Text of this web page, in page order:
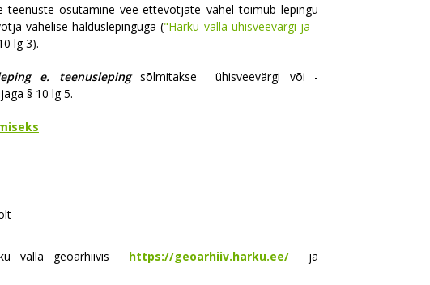
teenuste osutamine vee-ettevõtjate vahel toimub lepingu
vahelise halduslepinguga ("Harku valla ühisveevärgi ja -
lg 3).
e. teenuslepingsõlmitakse
ühisveevärgi või -
§ 10 lg 5.
valla geoarhiivis https://geoarhiiv.harku.ee/
ja